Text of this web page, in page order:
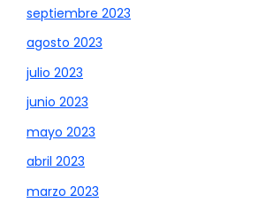
septiembre 2023
agosto 2023
julio 2023
junio 2023
mayo 2023
abril 2023
marzo 2023